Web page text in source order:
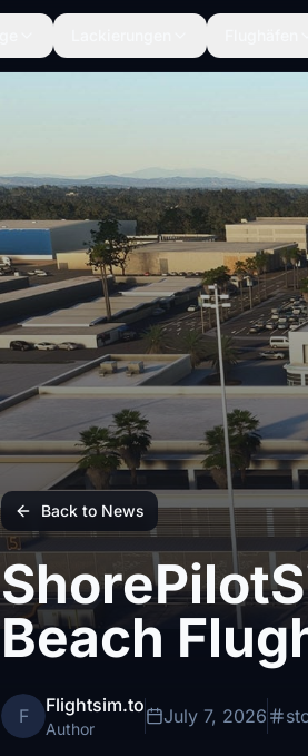
Back to News
Beach
F Flightsim.to
Author
July 7, 2026